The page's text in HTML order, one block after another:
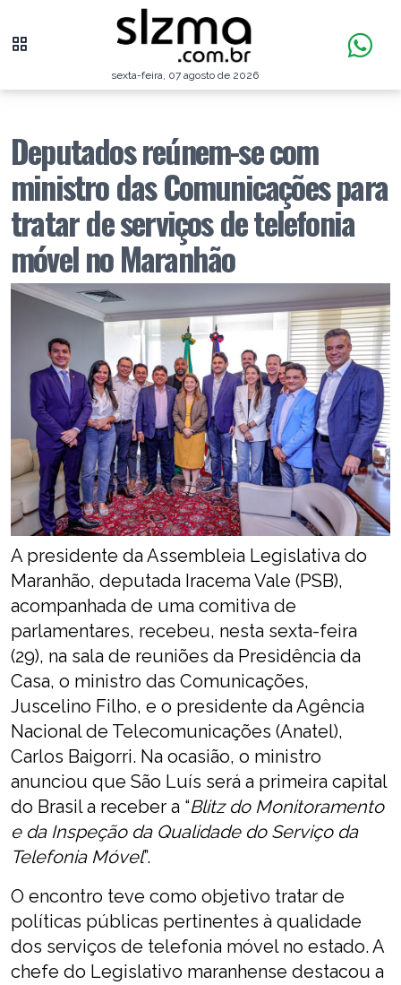
sexta-feira, 07 agosto de 2026
Deputados reúnem-se com
ministro das Comunicações para
tratar de serviços de telefonia
móvel no Maranhão
A presidente da Assembleia Legislativa do
Maranhão, deputada Iracema Vale (PSB),
acompanhada de uma comitiva de
parlamentares, recebeu, nesta sexta-feira
(29), na sala de reuniões da Presidência da
Casa, o ministro das Comunicações,
Juscelino Filho, e o presidente da Agência
Nacional de Telecomunicações (Anatel),
Carlos Baigorri. Na ocasião, o ministro
anunciou que São Luís será a primeira capital
do Brasil a receber a “Blitz do Monitoramento
e da Inspeção da Qualidade do Serviço da
Telefonia Móvel”.
O encontro teve como objetivo tratar de
políticas públicas pertinentes à qualidade
dos serviços de telefonia móvel no estado. A
chefe do Legislativo maranhense destacou a